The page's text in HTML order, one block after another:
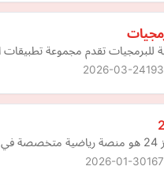
للبرمجيات تقدم مجموعة تطبيقات
2026-03-24
2026-01-30